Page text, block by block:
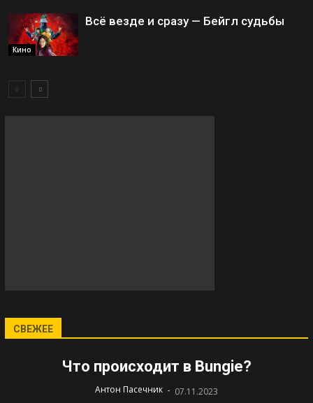
Кино
Всё везде и сразу — Бейгл судьбы
СВЕЖЕЕ
Что происходит в Bungie?
Антон Пасечник - 07.11.2023